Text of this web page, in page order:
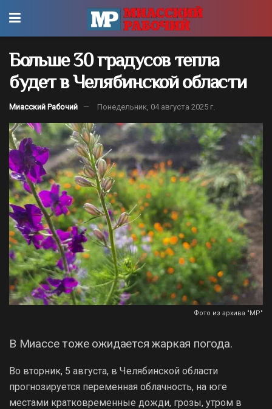
Больше 30 градусов тепла
будет в Челябинской области
Миасский Рабочий Понедельник, 04 августа 2025 г.
Фото из архива "МР"
В Миассе тоже ожидается жаркая погода.
Во вторник, 5 августа, в Челябинской области
прогнозируется переменная облачность, на юге
местами кратковременные дожди, грозы, утром в